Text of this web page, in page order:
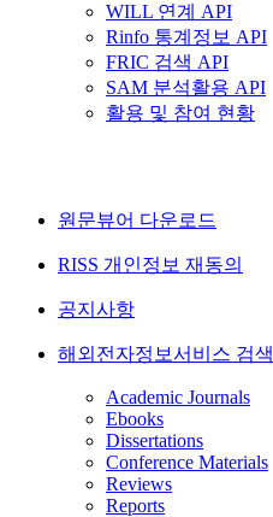
WILL 연계 API
Rinfo 통계정보 API
FRIC 검색 API
SAM 분석활용 API
활용 및 참여 현황
원문뷰어 다운로드
RISS 개인정보 재동의
공지사항
해외전자정보서비스 검색
Academic Journals
Ebooks
Dissertations
Conference Materials
Reviews
Reports